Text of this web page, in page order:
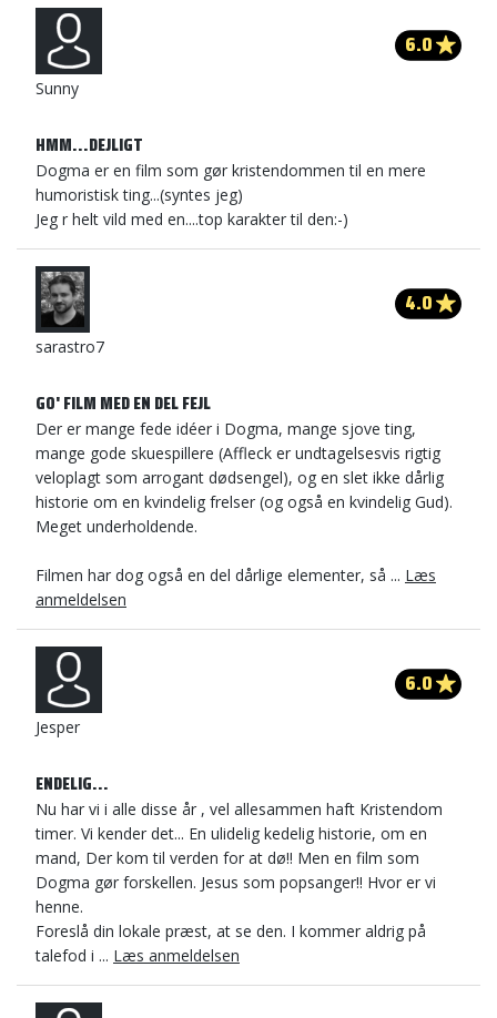
Sunny
6.0
HMM...DEJLIGT
Dogma er en film som gør kristendommen til en mere
humoristisk ting...(syntes jeg)
Jeg r helt vild med en....top karakter til den:-)
sarastro7
4.0
GO' FILM MED EN DEL FEJL
Der er mange fede idéer i Dogma, mange sjove ting,
mange gode skuespillere (Affleck er undtagelsesvis rigtig
veloplagt som arrogant dødsengel), og en slet ikke dårlig
historie om en kvindelig frelser (og også en kvindelig Gud).
Meget underholdende.
Filmen har dog også en del dårlige elementer, så ... Læs
anmeldelsen
Jesper
6.0
ENDELIG...
Nu har vi i alle disse år , vel allesammen haft Kristendom
timer. Vi kender det... En ulidelig kedelig historie, om en
mand, Der kom til verden for at dø!! Men en film som
Dogma gør forskellen. Jesus som popsanger!! Hvor er vi
henne.
Foreslå din lokale præst, at se den. I kommer aldrig på
talefod i ... Læs anmeldelsen